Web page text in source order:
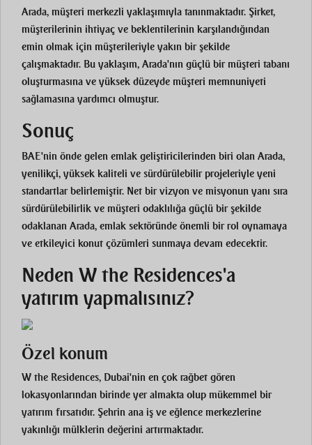
Arada, müşteri merkezli yaklaşımıyla tanınmaktadır. Şirket,
müşterilerinin ihtiyaç ve beklentilerinin karşılandığından
emin olmak için müşterileriyle yakın bir şekilde
çalışmaktadır. Bu yaklaşım, Arada'nın güçlü bir müşteri tabanı
oluşturmasına ve yüksek düzeyde müşteri memnuniyeti
sağlamasına yardımcı olmuştur.
Sonuç
BAE'nin önde gelen emlak geliştiricilerinden biri olan Arada,
yenilikçi, yüksek kaliteli ve sürdürülebilir projeleriyle yeni
standartlar belirlemiştir. Net bir vizyon ve misyonun yanı sıra
sürdürülebilirlik ve müşteri odaklılığa güçlü bir şekilde
odaklanan Arada, emlak sektöründe önemli bir rol oynamaya
ve etkileyici konut çözümleri sunmaya devam edecektir.
Neden W the Residences'a
yatırım yapmalısınız?
Özel konum
W the Residences, Dubai'nin en çok rağbet gören
lokasyonlarından birinde yer almakta olup mükemmel bir
yatırım fırsatıdır. Şehrin ana iş ve eğlence merkezlerine
yakınlığı mülklerin değerini artırmaktadır.